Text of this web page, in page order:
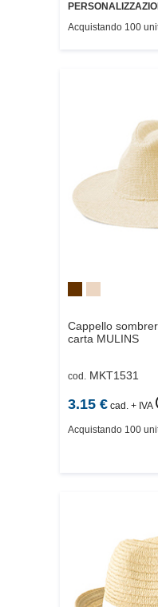
Acquistando 100
Cappello
carta MULINS
cod. MKT1531
3.15 € cad. + IVA
Acquistando 100